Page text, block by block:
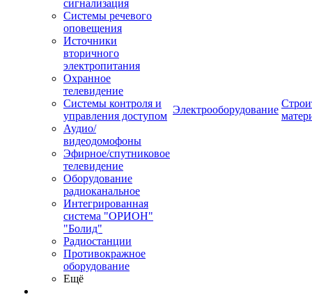
сигнализация
Системы речевого
оповещения
Источники
вторичного
электропитания
Охранное
телевидение
Системы контроля и
управления доступом
Аудио/
видеодомофоны
Эфирное/спутниковое
телевидение
Оборудование
радиоканальное
Интегрированная
система "ОРИОН"
"Болид"
Радиостанции
Противокражное
оборудование
Ещё
Электрооборудование